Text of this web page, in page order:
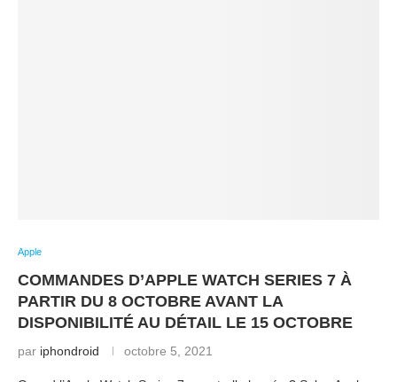
Apple
COMMANDES D’APPLE WATCH SERIES 7 À
PARTIR DU 8 OCTOBRE AVANT LA
DISPONIBILITÉ AU DÉTAIL LE 15 OCTOBRE
par iphondroid octobre 5, 2021